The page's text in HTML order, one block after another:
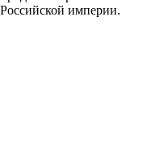
Российской империи.